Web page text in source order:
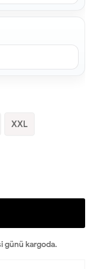
XXL
günü kargoda.